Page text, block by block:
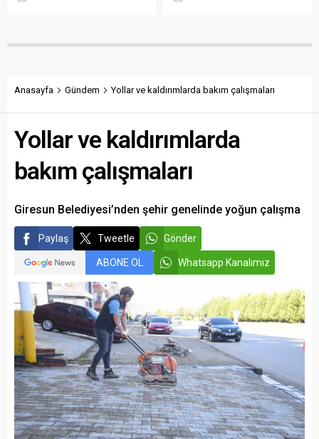
karşılamadığını söyledi.
“Üreticinin alın terini yabancı
tesisleşmeden kurumsal
attıklarını belirterek iş
taraftarları kulübe destek
Anasayfa Gündem Yollar ve kaldırımlarda bakım çalışmaları
Yollar ve kaldırımlarda
bakım çalışmaları
Giresun Belediyesi’nden şehir genelinde yoğun çalışma
Paylaş Tweetle Gönder
ABONE OL Whatsapp Kanalımız